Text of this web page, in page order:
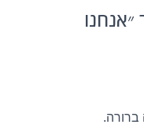
ברורה.